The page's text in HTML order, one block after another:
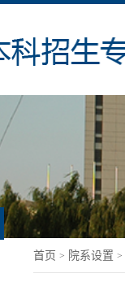
首页 > 院系设置 >